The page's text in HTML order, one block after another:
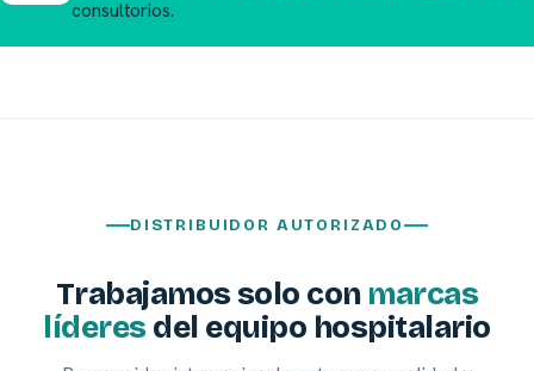
consultorios.
DISTRIBUIDOR AUTORIZADO
Trabajamos solo con marcas
líderesdel equipo hospitalario